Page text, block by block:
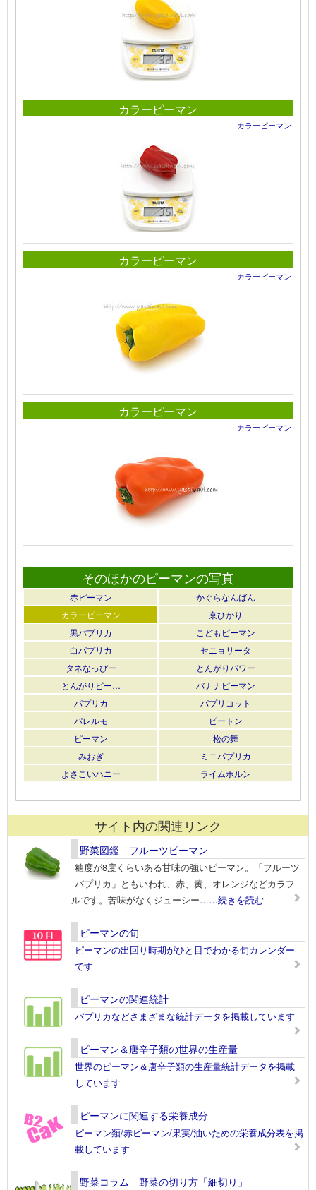
カラーピーマン
カラーピーマン
カラーピーマン
カラーピーマン
カラーピーマン
カラーピーマン
そのほかのピーマンの写真
赤ピーマン
かぐらなんばん
カラーピーマン
京ひかり
黒パプリカ
こどもピーマン
白パプリカ
セニョリータ
タネなっぴー
とんがりパワー
とんがりピー…
バナナピーマン
パプリカ
パプリコット
パレルモ
ピートン
ピーマン
松の舞
みおぎ
ミニパプリカ
よさこいハニー
ライムホルン
サイト内の関連リンク
野菜図鑑 フルーツピーマン
糖度が8度くらいある甘味の強いピーマン。「フルーツ
パプリカ」ともいわれ、赤、黄、オレンジなどカラフ
ルです。苦味がなくジューシー……続きを読む
ピーマンの旬
ピーマンの出回り時期がひと目でわかる旬カレンダー
です
ピーマンの関連統計
パプリカなどさまざまな統計データを掲載しています
ピーマン＆唐辛子類の世界の生産量
世界のピーマン＆唐辛子類の生産量統計データを掲載
しています
ピーマンに関連する栄養成分
ピーマン類/赤ピーマン/果実/油いための栄養成分表を掲
載しています
野菜コラム 野菜の切り方「細切り」